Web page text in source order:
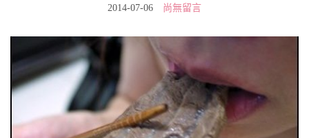
2014-07-06 尚無留言